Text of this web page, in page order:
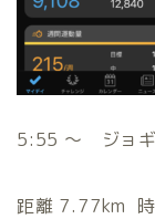
5:55 ～ ジョ
距離 7.77km